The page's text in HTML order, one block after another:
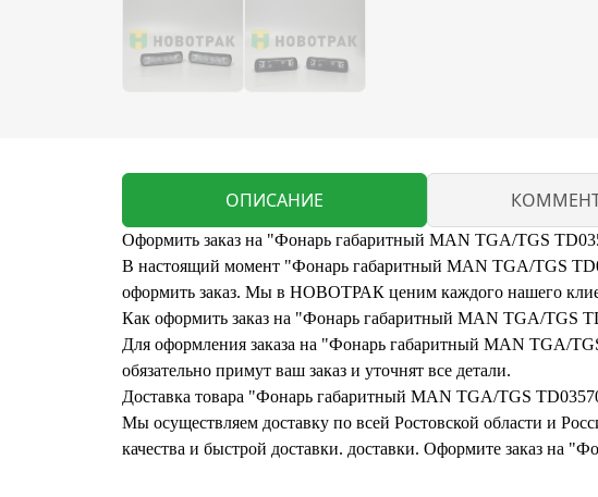
ОПИСАНИЕ
Оформить заказ на "Фонарь габаритный MAN TGA/TGS
В настоящий момент "Фонарь габаритный MAN TGA/TGS
оформить заказ. Мы в НОВОТРАК ценим каждого нашего
Как оформить заказ на "Фонарь габаритный MAN TGA/TGS
Для оформления заказа на "Фонарь габаритный MAN TGA/
обязательно примут ваш заказ и уточнят все детали.
Доставка товара "Фонарь габаритный MAN TGA/TGS
Мы осуществляем доставку по всей Ростовской области и
качества и быстрой доставки. доставки. Оформите заказ